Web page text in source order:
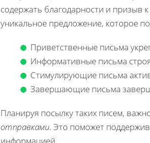
содержать благодарности и призыв
уникальное предложение, которое
Приветственные письма
Информативные письма
Стимулирующие письма
Завершающие письма
Планируя посылку таких писем,
отправками. Это поможет